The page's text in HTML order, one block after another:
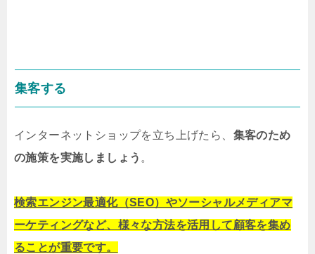
集客する
インターネットショップを立ち上げたら、 集客のため
の施策を実施しましょう 。
検索エンジン最適化（SEO）やソーシャルメディアマ
ーケティングなど、様々な方法を活用して顧客を集め
ることが重要です。